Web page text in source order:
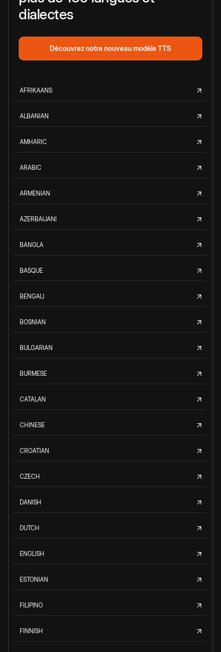
dialectes
Découvrez notre nouveau modèle TTS
AFRIKAANS
ALBANIAN
AMHARIC
ARABIC
ARMENIAN
AZERBAIJANI
BANGLA
BASQUE
BENGALI
BOSNIAN
BULGARIAN
BURMESE
CATALAN
CHINESE
CROATIAN
CZECH
DANISH
DUTCH
ENGLISH
ESTONIAN
FILIPINO
FINNISH